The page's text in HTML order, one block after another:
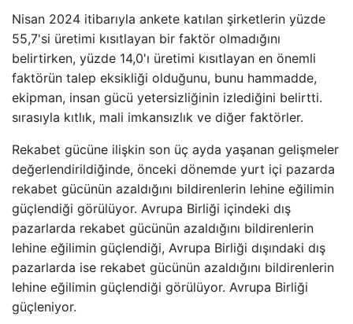
Nisan 2024 itibarıyla ankete katılan şirketlerin yüzde
55,7'si üretimi kısıtlayan bir faktör olmadığını
belirtirken, yüzde 14,0'ı üretimi kısıtlayan en önemli
faktörün talep eksikliği olduğunu, bunu hammadde,
ekipman, insan gücü yetersizliğinin izlediğini belirtti.
sırasıyla kıtlık, mali imkansızlık ve diğer faktörler.
Rekabet gücüne ilişkin son üç ayda yaşanan gelişmeler
değerlendirildiğinde, önceki dönemde yurt içi pazarda
rekabet gücünün azaldığını bildirenlerin lehine eğilimin
güçlendiği görülüyor. Avrupa Birliği içindeki dış
pazarlarda rekabet gücünün azaldığını bildirenlerin
lehine eğilimin güçlendiği, Avrupa Birliği dışındaki dış
pazarlarda ise rekabet gücünün azaldığını bildirenlerin
lehine eğilimin güçlendiği görülüyor. Avrupa Birliği
güçleniyor.